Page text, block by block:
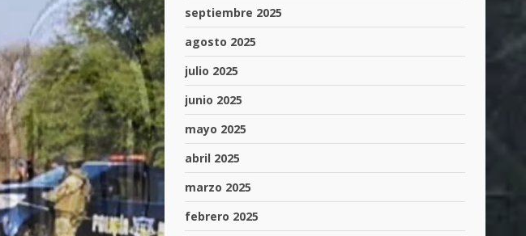
septiembre 2025
agosto 2025
julio 2025
junio 2025
mayo 2025
abril 2025
marzo 2025
febrero 2025